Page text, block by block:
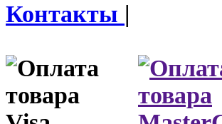
Контакты |